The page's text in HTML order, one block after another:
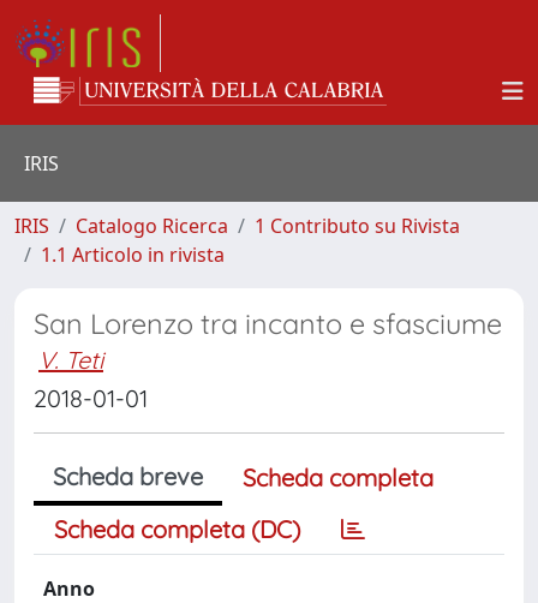
IRIS
IRIS Catalogo Ricerca
1 Contributo su Rivista
1.1 Articolo in rivista
San Lorenzo tra incanto e sfasciume
V. Teti
2018-01-01
Scheda breve
Scheda completa
Scheda completa (DC)
Anno